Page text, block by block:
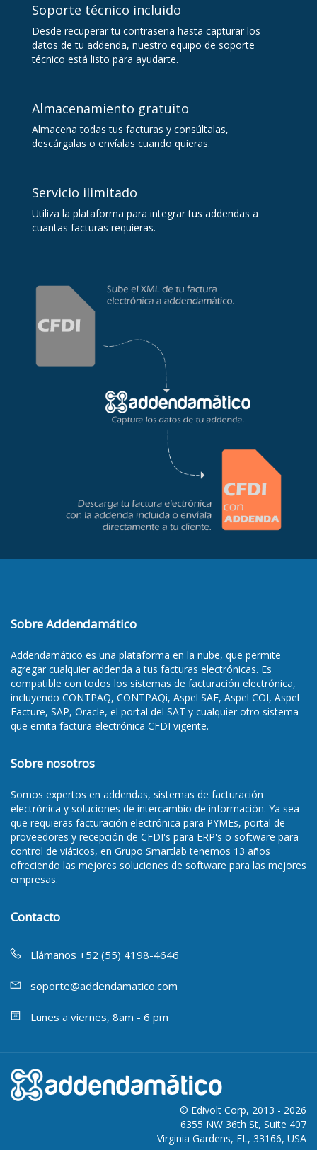
Soporte técnico incluido
Desde recuperar tu contraseña hasta capturar los
datos de tu addenda, nuestro equipo de soporte
técnico está listo para ayudarte.
Almacenamiento gratuito
Almacena todas tus facturas y consúltalas,
descárgalas o envíalas cuando quieras.
Servicio ilimitado
Utiliza la plataforma para integrar tus addendas a
cuantas facturas requieras.
Sobre Addendamático
Addendamático es una plataforma en la nube, que permite
agregar cualquier addenda a tus facturas electrónicas. Es
compatible con todos los sistemas de facturación electrónica,
incluyendo CONTPAQ, CONTPAQi, Aspel SAE, Aspel COI, Aspel
Facture, SAP, Oracle, el portal del SAT y cualquier otro sistema
que emita factura electrónica CFDI vigente.
Sobre nosotros
Somos expertos en addendas, sistemas de facturación
electrónica y soluciones de intercambio de información. Ya sea
que requieras facturación electrónica para PYMEs, portal de
proveedores y recepción de CFDI's para ERP's o software para
control de viáticos, en Grupo Smartlab tenemos 13 años
ofreciendo las mejores soluciones de software para las mejores
empresas.
Contacto
Llámanos +52 (55) 4198-4646
soporte@addendamatico.com
Lunes a viernes, 8am - 6 pm
© Edivolt Corp, 2013 - 2026
6355 NW 36th St, Suite 407
Virginia Gardens, FL, 33166, USA